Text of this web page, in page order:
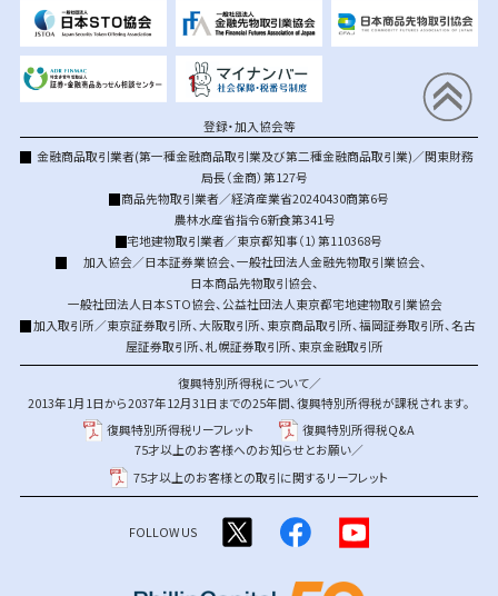
登録・加入協会等
金融商品取引業者(第一種金融商品取引業及び第二種金融商品取引業)／関東財務
局長（金商）第127号
商品先物取引業者／経済産業省20240430商第6号
農林水産省指令6新食第341号
宅地建物取引業者／東京都知事（1）第110368号
加入協会／日本証券業協会、一般社団法人金融先物取引業協会、
日本商品先物取引協会、
一般社団法人日本STO協会、公益社団法人東京都宅地建物取引業協会
加入取引所／東京証券取引所、大阪取引所、 東京商品取引所、福岡証券取引所、名古
屋証券取引所、札幌証券取引所、 東京金融取引所
復興特別所得税について／
2013年1月1日から2037年12月31日までの25年間、復興特別所得税が課税されます。
復興特別所得税リーフレット
復興特別所得税Q&A
75才以上のお客様へのお知らせとお願い／
75才以上のお客様との取引に関するリーフレット
FOLLOW US